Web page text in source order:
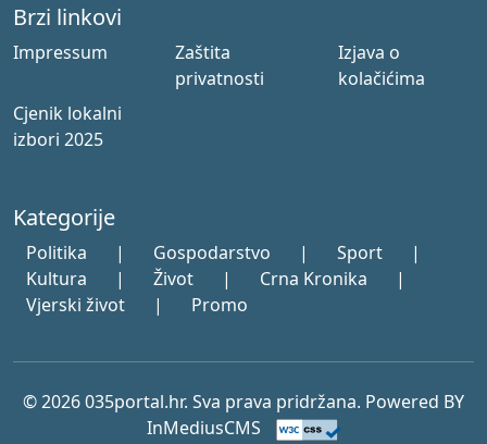
Brzi linkovi
Impressum
Zaštita
privatnosti
Izjava o
kolačićima
Cjenik lokalni
izbori 2025
Kategorije
Politika | Gospodarstvo | Sport
|
Kultura
| Život | Crna Kronika
|
Vjerski život
| Promo
© 2026 035portal.hr. Sva prava pridržana. Powered BY
InMediusCMS